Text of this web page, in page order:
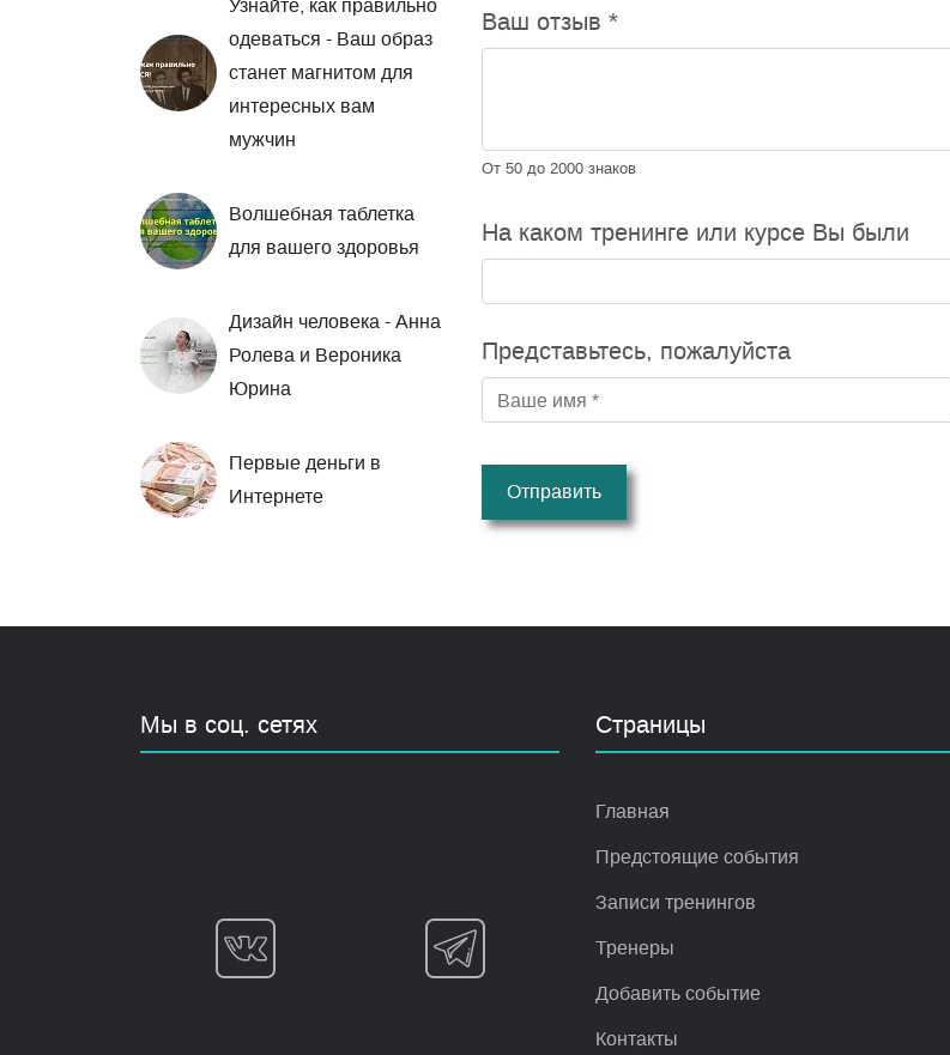
Узнайте, как правильно
одеваться - Ваш образ
станет магнитом для
интересных вам
мужчин
Волшебная таблетка
для вашего здоровья
Дизайн человека - Анна
Ролева и Вероника
Юрина
Первые деньги в
Интернете
Ваш отзыв *
От 50 до 2000 знаков
На каком тренинге или курсе Вы были
Представьтесь, пожалуйста
Отправить
Мы в соц. сетях Страницы
Главная
Предстоящие события
Записи тренингов
Тренеры
Добавить событие
Контакты